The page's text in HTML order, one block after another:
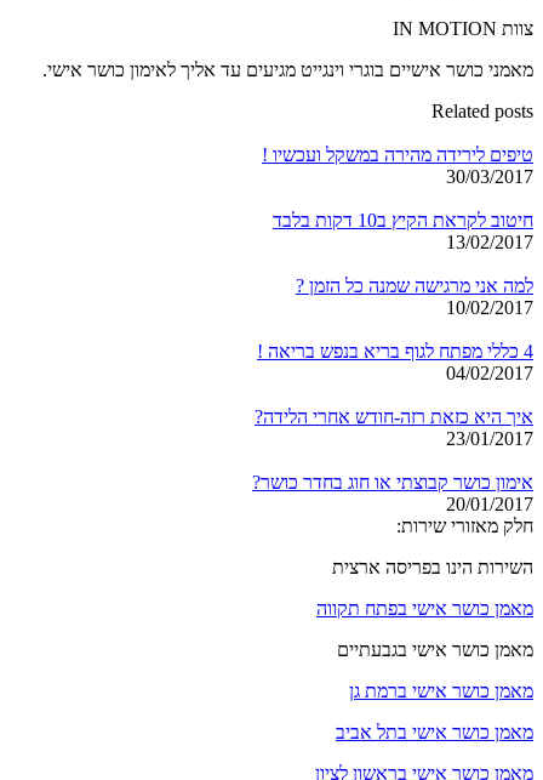
צוות IN MOTION
מאמני כושר אישיים בוגרי וינגייט מגיעים עד אליך לאימון כושר אישי.
Related posts
טיפים לירידה מהירה במשקל ועכשיו !
30/03/2017
חיטוב לקראת הקיץ ב10 דקות בלבד
13/02/2017
למה אני מרגישה שמנה כל הזמן ?
10/02/2017
4 כללי מפתח לגוף בריא בנפש בריאה !
04/02/2017
איך היא כזאת רזה-חודש אחרי הלידה?
23/01/2017
אימון כושר קבוצתי או חוג בחדר כושר?
20/01/2017
חלק מאזורי שירות:
השירות הינו בפריסה ארצית
מאמן כושר אישי בפתח תקווה
מאמן כושר אישי בגבעתיים
מאמן כושר אישי ברמת גן
מאמן כושר אישי בתל אביב
מאמן כושר אישי בראשון לציון